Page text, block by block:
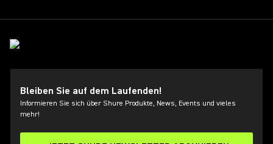
Bleiben Sie auf dem Laufenden!
Informieren Sie sich über Shure Produkte, News, Events und vieles
mehr!